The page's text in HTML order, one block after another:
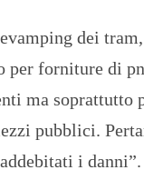
dei
per forniture di
ma
pubblici.
i danni”.